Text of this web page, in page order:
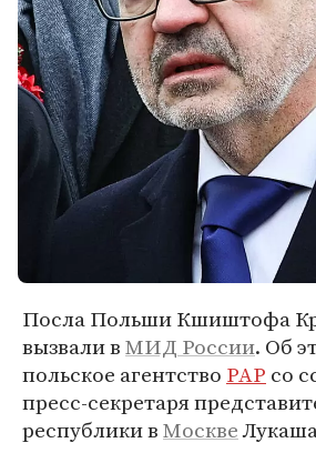
Посла Польши Кшиштофа
вызвали вМИД России. Об
польское агентство PAP со
пресс-секретаря
республики вМоскве